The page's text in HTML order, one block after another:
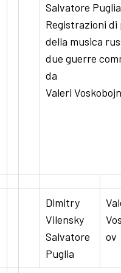
Salvatore Puglia
Registrazioni
della musica
due guerre
da
Valeri
Dimitry
Vilensky
Salvatore
Puglia
ov